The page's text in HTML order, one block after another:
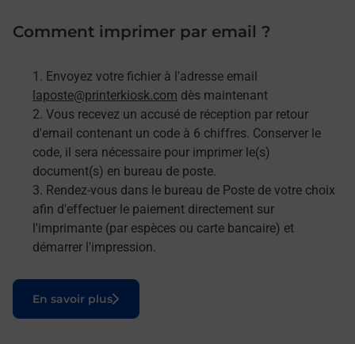
Comment imprimer par email ?
Envoyez votre fichier à l'adresse email
laposte@printerkiosk.com dès maintenant
Vous recevez un accusé de réception par retour
d'email contenant un code à 6 chiffres. Conserver le
code, il sera nécessaire pour imprimer le(s)
document(s) en bureau de poste.
Rendez-vous dans le bureau de Poste de votre choix
afin d'effectuer le paiement directement sur
l'imprimante (par espèces ou carte bancaire) et
démarrer l'impression.
En savoir plus
Le lien s'ouvre dans un nouvel onglet